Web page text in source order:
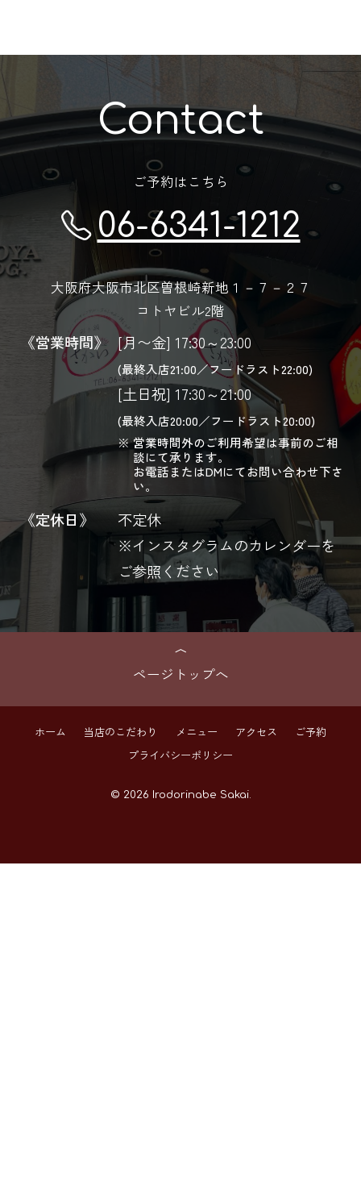
Contact
ご予約はこちら
06-6341-1212
大阪府大阪市北区曽根崎新地１－７－２７
コトヤビル2階
《営業時間》 [月〜金] 17:30～23:00
(最終入店21:00／フードラスト22:00)
[土日祝] 17:30～21:00
(最終入店20:00／フードラスト20:00)
営業時間外のご利用希望は事前のご相
談にて承ります。
お電話またはDMにてお問い合わせ下さ
い。
《定休日》
不定休
※インスタグラムのカレンダーを
ご参照ください
ページトップへ
ホーム 当店のこだわり メニュー アクセス
ご予約
プライバシーポリシー
© 2026 Irodorinabe Sakai.